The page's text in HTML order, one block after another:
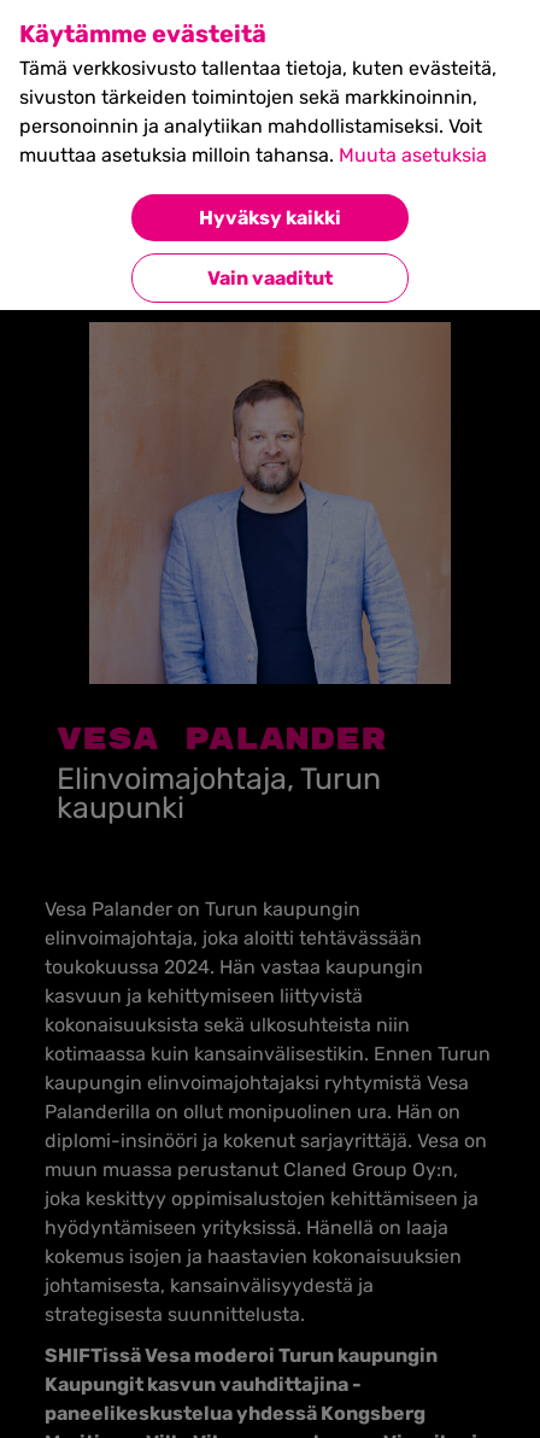
Käytämme evästeitä
Tämä verkkosivusto tallentaa tietoja, kuten evästeitä,
sivuston tärkeiden toimintojen sekä markkinoinnin,
personoinnin ja analytiikan mahdollistamiseksi. Voit
muuttaa asetuksia milloin tahansa. Muuta asetuksia
Hyväksy kaikki
Vain vaaditut
SHIFT Business Festival
27.5.2027, Turku - liput
myynnissä nyt! >>
Vesa PalandeR
Takaisin esiintyjiin
Vesa PalandeR
Elinvoimajohtaja, Turun
kaupunki
Vesa Palander on Turun kaupungin
elinvoimajohtaja, joka aloitti tehtävässään
toukokuussa 2024. Hän vastaa kaupungin
kasvuun ja kehittymiseen liittyvistä
kokonaisuuksista sekä ulkosuhteista niin
kotimaassa kuin kansainvälisestikin. Ennen Turun
kaupungin elinvoimajohtajaksi ryhtymistä Vesa
Palanderilla on ollut monipuolinen ura. Hän on
diplomi-insinööri ja kokenut sarjayrittäjä. Vesa on
muun muassa perustanut Claned Group Oy:n,
joka keskittyy oppimisalustojen kehittämiseen ja
hyödyntämiseen yrityksissä. Hänellä on laaja
kokemus isojen ja haastavien kokonaisuuksien
johtamisesta, kansainvälisyydestä ja
strategisesta suunnittelusta.
SHIFTissä Vesa moderoi Turun kaupungin
Kaupungit kasvun vauhdittajina -
paneelikeskustelua yhdessä Kongsberg